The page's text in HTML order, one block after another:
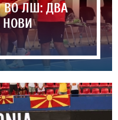
ВО ЛШ: ДВА
НОВИ